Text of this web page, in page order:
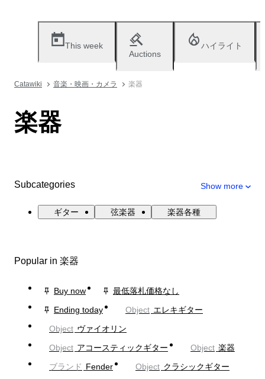
This week
Auctions
ハイライト
Catawiki 音楽・映画・カメラ 楽器
楽器
Subcategories Show more
ギター 弦楽器 楽器各種
Popular in 楽器
Buy now
最低落札価格なし
Ending today
Object エレキギター
Object ヴァイオリン
Object アコースティックギター Object 楽器
ブランド Fender Object クラシックギター